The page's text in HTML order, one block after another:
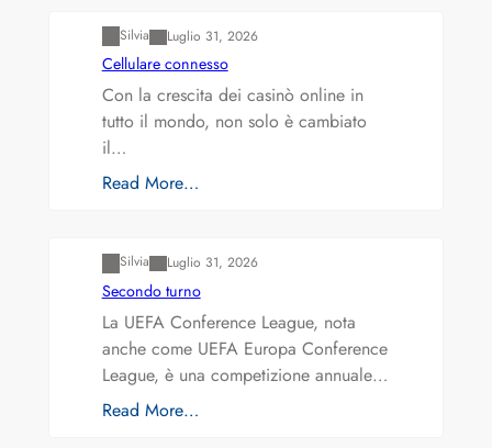
Silvia Luglio 31, 2026
Cellulare connesso
Con la crescita dei casinò online in
tutto il mondo, non solo è cambiato
il…
Read More…
Silvia Luglio 31, 2026
Secondo turno
La UEFA Conference League, nota
anche come UEFA Europa Conference
League, è una competizione annuale…
Read More…